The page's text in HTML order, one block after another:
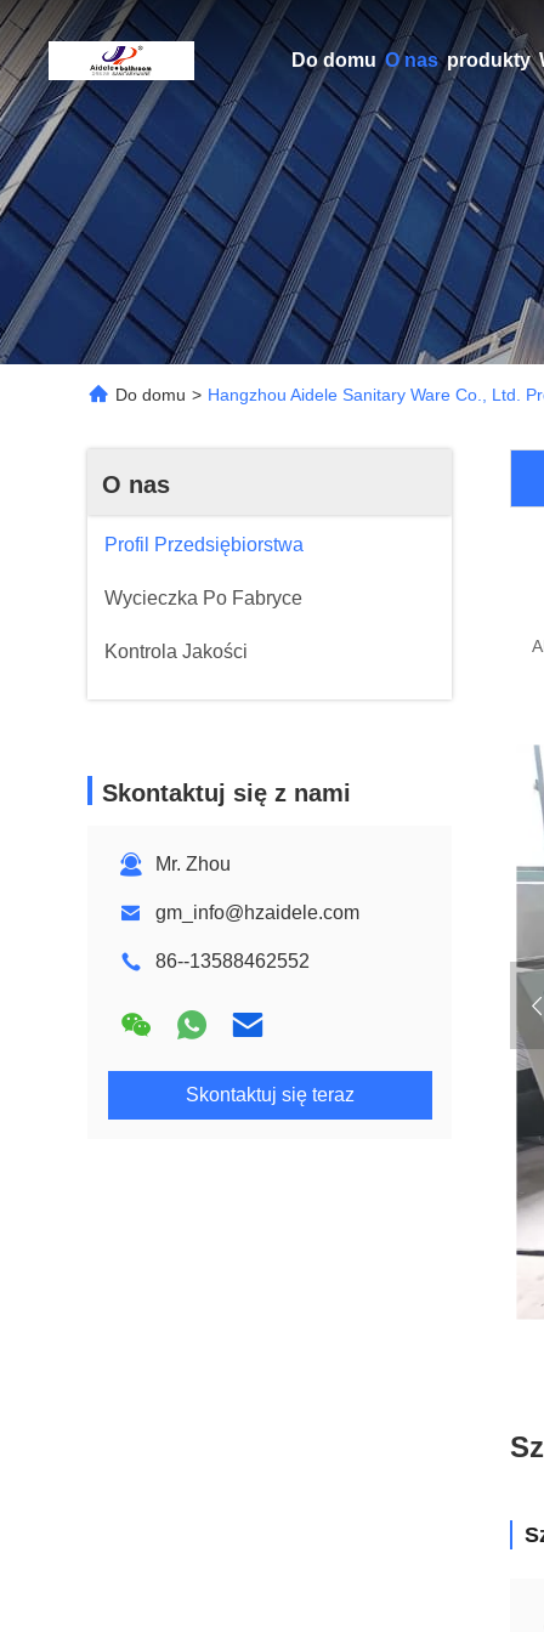
Do domu O nas produkty
Do domu > Hangzhou Aidele Sanitary Ware Co., Ltd.
O nas
Profil Przedsiębiorstwa
Wycieczka Po Fabryce
Kontrola Jakości
Skontaktuj się z nami
Mr. Zhou
gm_info@hzaidele.com
86--13588462552
Skontaktuj się teraz